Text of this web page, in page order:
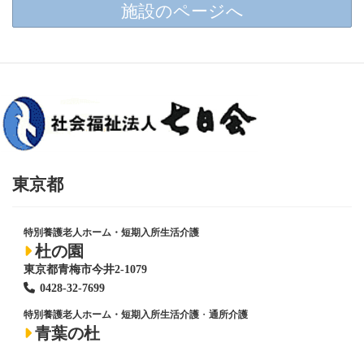
施設のページへ
東京都
特別養護老人ホーム・短期入所生活介護
杜の園
東京都青梅市今井2-1079
0428-32-7699
特別養護老人ホーム・短期入所生活介護 ・ 通所介護
青葉の杜